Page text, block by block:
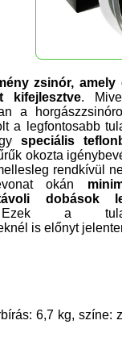
zsinór,
kifejlesztve.
a
a legfontosabb
speciális
okozta
rendkívül
okán
dobások
Ezek a
is előnyt
6,7 kg, színe: